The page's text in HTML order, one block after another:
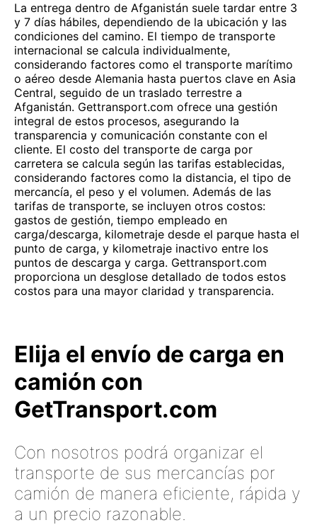
La entrega dentro de Afganistán suele tardar entre 3
y 7 días hábiles, dependiendo de la ubicación y las
condiciones del camino. El tiempo de transporte
internacional se calcula individualmente,
considerando factores como el transporte marítimo
o aéreo desde Alemania hasta puertos clave en Asia
Central, seguido de un traslado terrestre a
Afganistán. Gettransport.com ofrece una gestión
integral de estos procesos, asegurando la
transparencia y comunicación constante con el
cliente. El costo del transporte de carga por
carretera se calcula según las tarifas establecidas,
considerando factores como la distancia, el tipo de
mercancía, el peso y el volumen. Además de las
tarifas de transporte, se incluyen otros costos:
gastos de gestión, tiempo empleado en
carga/descarga, kilometraje desde el parque hasta el
punto de carga, y kilometraje inactivo entre los
puntos de descarga y carga. Gettransport.com
proporciona un desglose detallado de todos estos
costos para una mayor claridad y transparencia.
Elija el envío de carga en
camión con
GetTransport.com
Con nosotros podrá organizar el
transporte de sus mercancías por
camión de manera eficiente, rápida y
a un precio razonable.